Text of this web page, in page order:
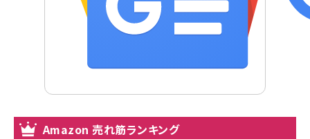
Amazon 売れ筋ランキング